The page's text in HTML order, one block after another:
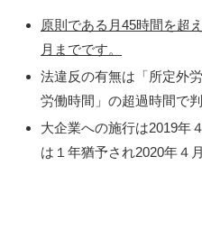
原則である月45時間を超
月までです。
法違反の有無は「所定外
労働時間」の超過時間で判
⼤企業への施⾏は2019年
は１年猶予され2020年４